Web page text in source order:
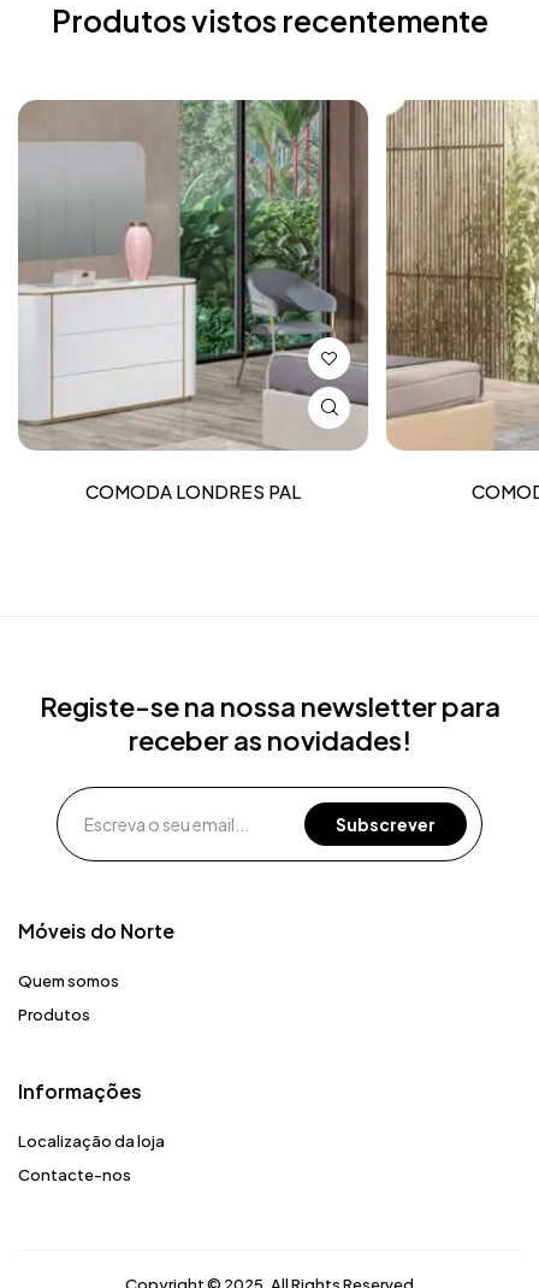
Produtos vistos recentemente
COMODA LONDRES PAL
Móveis do Norte​
Quem somos
Produtos
Registe-se na nossa newsletter para
receber as novidades!
Informações
Localização da loja
Contacte-nos